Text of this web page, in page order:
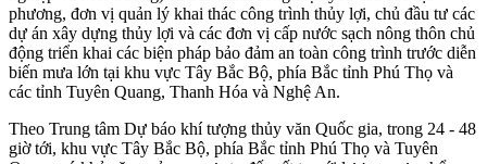
phương, đơn vị quản lý khai thác công trình thủy lợi, chủ đầu tư các
dự án xây dựng thủy lợi và các đơn vị cấp nước sạch nông thôn chủ
động triển khai các biện pháp bảo đảm an toàn công trình trước diễn
biến mưa lớn tại khu vực Tây Bắc Bộ, phía Bắc tỉnh Phú Thọ và
các tỉnh Tuyên Quang, Thanh Hóa và Nghệ An.
Theo Trung tâm Dự báo khí tượng thủy văn Quốc gia, trong 24 - 48
giờ tới, khu vực Tây Bắc Bộ, phía Bắc tỉnh Phú Thọ và Tuyên